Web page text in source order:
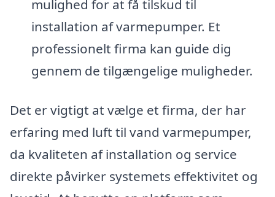
mulighed for at få tilskud til
installation af varmepumper. Et
professionelt firma kan guide dig
gennem de tilgængelige muligheder.
Det er vigtigt at vælge et firma, der har
erfaring med luft til vand varmepumper,
da kvaliteten af installation og service
direkte påvirker systemets effektivitet og